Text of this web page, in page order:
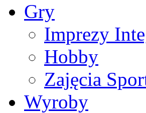
Gry
Imprezy
Hobby
Zajęcia
Wyroby